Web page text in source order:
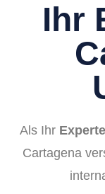
Ihr
Als Ihr
Cartagena